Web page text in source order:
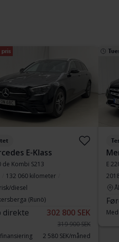
pris
E-Klass
de Kombi S213
132 060 kilometer
diesel
(Runö)
direkte 302 800 SEK
319 900 SEK
2 580 SEK/måned